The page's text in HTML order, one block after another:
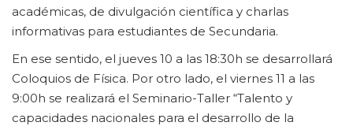
académicas, de divulgación científica y charlas
informativas para estudiantes de Secundaria.
En ese sentido, el jueves 10 a las 18:30h se desarrollará
Coloquios de Física. Por otro lado, el viernes 11 a las
9:00h se realizará el Seminario-Taller “Talento y
capacidades nacionales para el desarrollo de la